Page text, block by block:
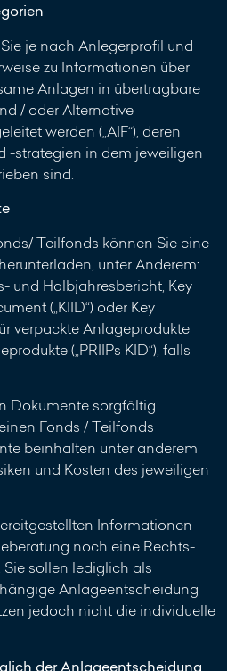
je nach Anlegerprofil und
zu Informationen über
Anlagen in übertragbare
/ oder Alternative
werden („AIF“), deren
-strategien in dem jeweiligen
sind.
Teilfonds können Sie eine
unter Anderem:
und Halbjahresbericht, Key
(„KIID“) oder Key
verpackte Anlageprodukte
(„PRIIPs KID“), falls
Dokumente sorgfältig
Fonds / Teilfonds
beinhalten unter anderem
und Kosten des jeweiligen
Informationen
noch eine Rechts-
Sie sollen lediglich als
Anlageentscheidung
jedoch nicht die individuelle
der Anlageentscheidung